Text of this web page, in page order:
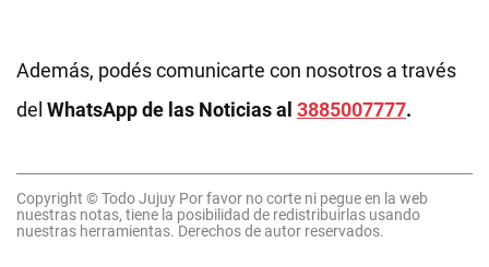
Además, podés comunicarte con nosotros a través
del WhatsApp de las Noticias al 3885007777.
Copyright © Todo Jujuy Por favor no corte ni pegue en la web
nuestras notas, tiene la posibilidad de redistribuirlas usando
nuestras herramientas. Derechos de autor reservados.